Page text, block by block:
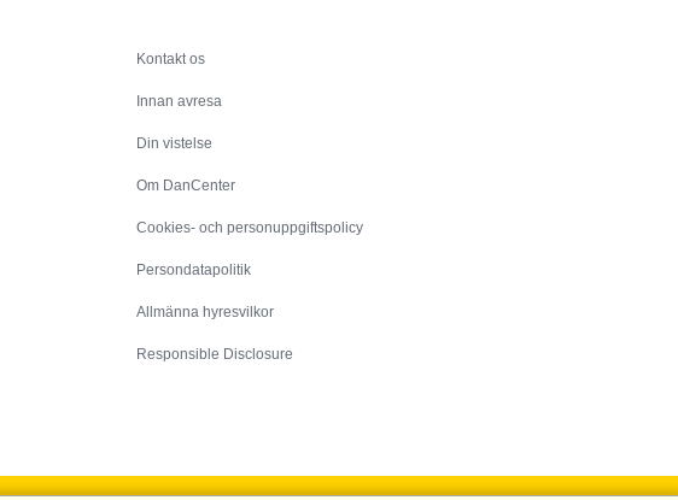
Kontakt os
Innan avresa
Din vistelse
Om DanCenter
Cookies- och personuppgiftspolicy
Persondatapolitik
Allmänna hyresvilkor
Responsible Disclosure